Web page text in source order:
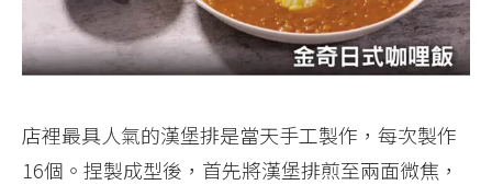
店裡最具人氣的漢堡排是當天手工製作，每次製作
16個。捏製成型後，首先將漢堡排煎至兩面微焦，